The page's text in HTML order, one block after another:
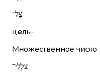
צֵל־
цель-
Множественное число
צִלְלֵי־